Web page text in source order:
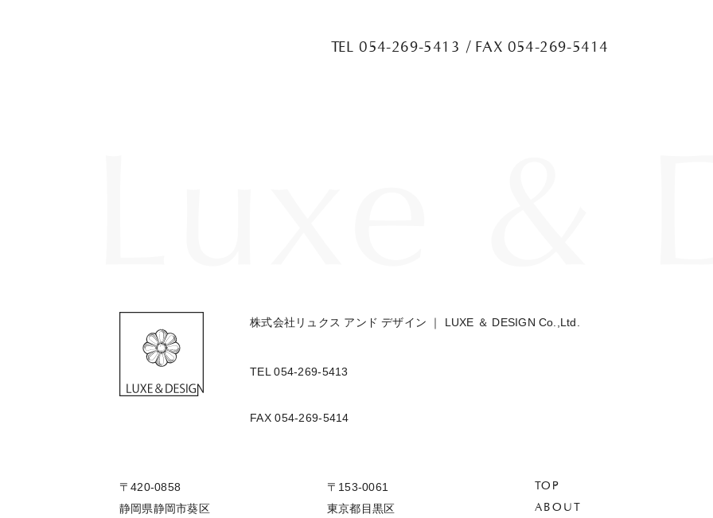
TEL 054-269-5413 / FAX 054-269-5414
株式会社リュクス アンド デザイン ｜ LUXE ＆ DESIGN Co.,Ltd.
TEL 054-269-5413
FAX 054-269-5414
〒420-0858
静岡県静岡市葵区
〒153-0061
東京都目黒区
TOP
ABOUT